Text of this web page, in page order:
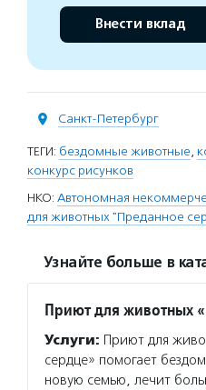
Внести вклад
Санкт-Петербург
ТЕГИ: бездомные животные,
конкурс рисунков
НКО: Автономная
для животных "Преданное
Узнайте больше в
Приют для животных
Услуги: Приют для
сердце» помогает
новую семью, лечит